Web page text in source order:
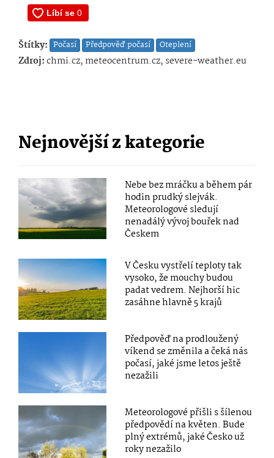
Štítky: Počasí Předpověď počasí Oteplení
Zdroj:chmi.cz, meteocentrum.cz, severe-weather.eu
Nejnovější z kategorie
Nebe bez mráčku a během pár
hodin prudký slejvák.
Meteorologové sledují
nenadálý vývoj bouřek nad
Českem
V Česku vystřelí teploty tak
vysoko, že mouchy budou
padat vedrem. Nejhorší hic
zasáhne hlavně 5 krajů
Předpověď na prodloužený
víkend se změnila a čeká nás
počasí, jaké jsme letos ještě
nezažili
Meteorologové přišli s šílenou
předpovědí na květen. Bude
plný extrémů, jaké Česko už
roky nezažilo